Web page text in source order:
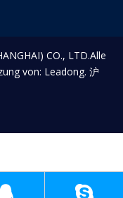
CO., LTD.Alle
von: Leadong. 沪